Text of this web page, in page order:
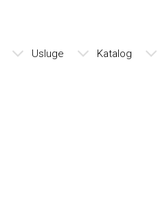
Usluge Katalog